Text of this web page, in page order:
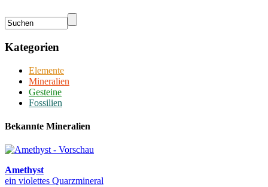
Kategorien
Elemente
Mineralien
Gesteine
Fossilien
Bekannte Mineralien
Amethyst
ein violettes Quarzmineral